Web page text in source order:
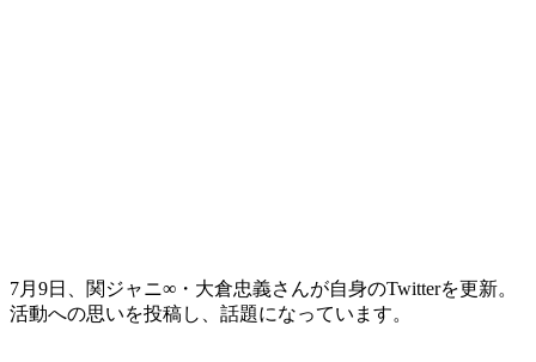
7月9日、関ジャニ∞・大倉忠義さんが自身のTwitterを更新。
活動への思いを投稿し、話題になっています。